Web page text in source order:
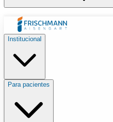
Institucional
Para pacientes